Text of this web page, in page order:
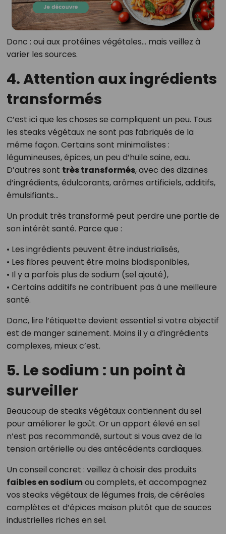
Donc : oui aux protéines végétales… mais veillez à
varier les sources.
4. Attention aux ingrédients
transformés
C’est ici que les choses se compliquent un peu. Tous
les steaks végétaux ne sont pas fabriqués de la
même façon. Certains sont minimalistes :
légumineuses, épices, un peu d’huile saine, eau.
D’autres sont très transformés, avec des dizaines
d’ingrédients, édulcorants, arômes artificiels, additifs,
émulsifiants…
Un produit très transformé peut perdre une partie de
son intérêt santé. Parce que :
• Les ingrédients peuvent être industrialisés,
• Les fibres peuvent être moins biodisponibles,
• Il y a parfois plus de sodium (sel ajouté),
• Certains additifs ne contribuent pas à une meilleure
santé.
Donc, lire l’étiquette devient essentiel si votre objectif
est de manger sainement. Moins il y a d’ingrédients
complexes, mieux c’est.
5. Le sodium : un point à
surveiller
Beaucoup de steaks végétaux contiennent du sel
pour améliorer le goût. Or un apport élevé en sel
n’est pas recommandé, surtout si vous avez de la
tension artérielle ou des antécédents cardiaques.
Un conseil concret : veillez à choisir des produits
faibles en sodiumou complets, et accompagnez
vos steaks végétaux de légumes frais, de céréales
complètes et d’épices maison plutôt que de sauces
industrielles riches en sel.